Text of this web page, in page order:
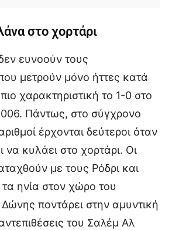
στο χορτάρι
ευνοούν τους
μετρούν μόνο ήττες κατά
χαρακτηριστική το 1-0 στο
Πάντως, στο σύγχρονο
έρχονται δεύτεροι όταν
να κυλάει στο χορτάρι. Οι
με τους Ρόδρι και
ηνία στον χώρο του
ποντάρει στην αμυντική
του Σαλέμ Αλ